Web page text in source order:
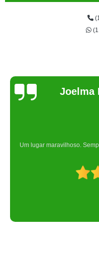
Joelma
Um lugar maravilhoso.